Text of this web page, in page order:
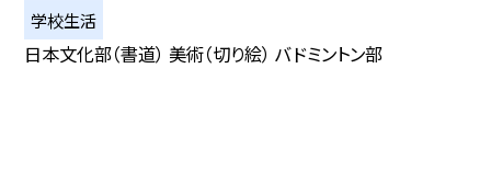
学校生活
日本文化部（書道） 美術（切り絵） バドミントン部